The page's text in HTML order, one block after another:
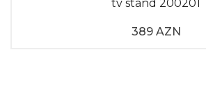
tv stand 200201
389 AZN